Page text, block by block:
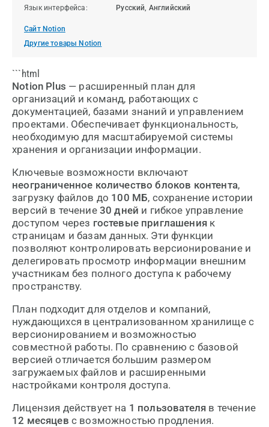
Язык интерфейса:
Русский, Английский
Сайт Notion
Другие товары Notion
```html
Notion Plus — расширенный план для
организаций и команд, работающих с
документацией, базами знаний и управлением
проектами. Обеспечивает функциональность,
необходимую для масштабируемой системы
хранения и организации информации.
Ключевые возможности включают
неограниченное количество блоков контента,
загрузку файлов до 100 МБ, сохранение истории
версий в течение 30 дней и гибкое управление
доступом через гостевые приглашенияк
страницам и базам данных. Эти функции
позволяют контролировать версионирование и
делегировать просмотр информации внешним
участникам без полного доступа к рабочему
пространству.
План подходит для отделов и компаний,
нуждающихся в централизованном хранилище с
версионированием и возможностью
совместной работы. По сравнению с базовой
версией отличается большим размером
загружаемых файлов и расширенными
настройками контроля доступа.
Лицензия действует на 1 пользователя в течение
12 месяцев с возможностью продления.